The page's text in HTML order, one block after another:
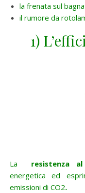
la frenata sul
il rumore da
1)
La resistenza
energetica ed
emissioni di CO2.